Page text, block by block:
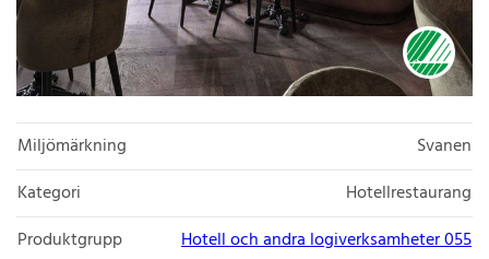
Miljömärkning
Svanen
Kategori
Hotellrestaurang
Produktgrupp
Hotell och andra logiverksamheter 055